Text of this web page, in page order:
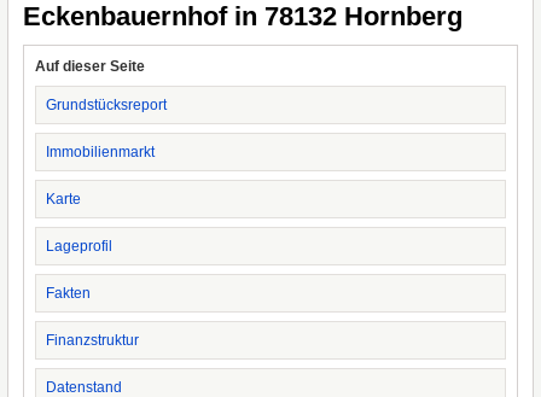
Eckenbauernhof in 78132 Hornberg
Auf dieser Seite
Grundstücksreport
Immobilienmarkt
Karte
Lageprofil
Fakten
Finanzstruktur
Datenstand